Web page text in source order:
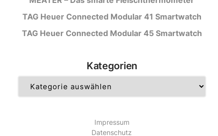
TAG Heuer Connected Modular 41 Smartwatch
TAG Heuer Connected Modular 45 Smartwatch
Kategorien
Impressum
Datenschutz